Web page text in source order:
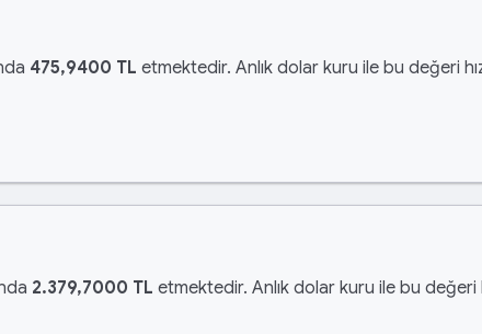
475,9400 TL etmektedir. Anlık dolar kuru ile bu değeri
2.379,7000 TL etmektedir. Anlık dolar kuru ile bu değeri